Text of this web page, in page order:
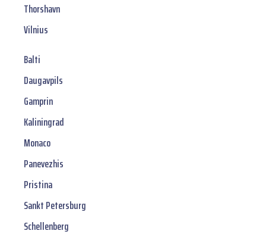
Thorshavn
Vilnius
Balti
Daugavpils
Gamprin
Kaliningrad
Monaco
Panevezhis
Pristina
Sankt Petersburg
Schellenberg